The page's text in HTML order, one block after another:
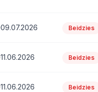
09.07.2026 Beidzies
11.06.2026 Beidzies
11.06.2026 Beidzies